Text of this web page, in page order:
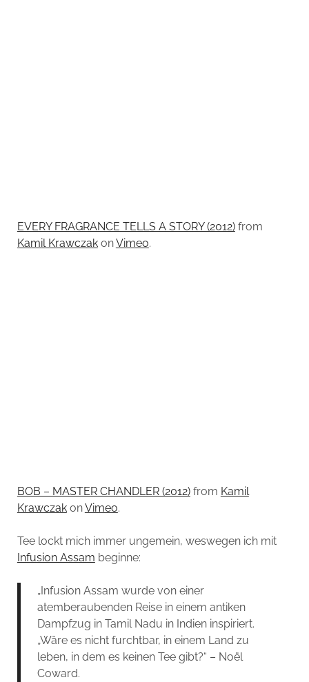
EVERY FRAGRANCE TELLS A STORY (2012)from
Kamil KrawczakonVimeo.
BOB – MASTER CHANDLER (2012)from Kamil
KrawczakonVimeo.
Tee lockt mich immer ungemein, weswegen ich mit
Infusion Assam beginne:
„Infusion Assam wurde von einer
atemberaubenden Reise in einem antiken
Dampfzug in Tamil Nadu in Indien inspiriert.
„Wäre es nicht furchtbar, in einem Land zu
leben, in dem es keinen Tee gibt?“ – Noël
Coward.